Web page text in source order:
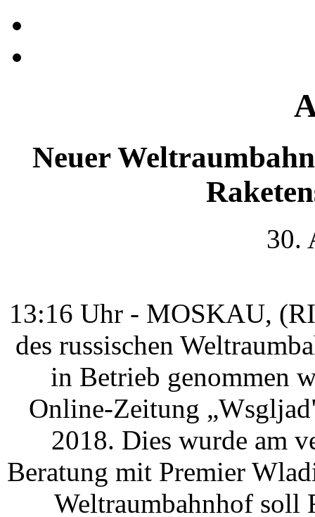
Neuer
30.
13:16 Uhr - MOSKAU,
des russischen
in Betrieb genommen
Online-Zeitung
2018. Dies wurde am
Beratung mit Premier
Weltraumbahnhof soll